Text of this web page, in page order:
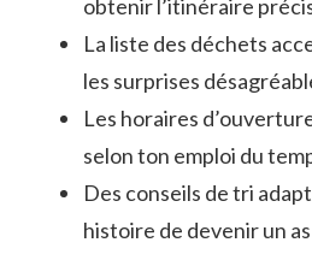
obtenir l’itinéraire
La liste des déchets
les surprises
Les horaires
selon ton emploi du
Des conseils de tri
histoire de devenir un as